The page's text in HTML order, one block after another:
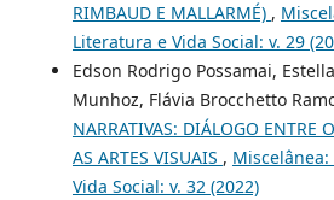
RIMBAUD E MALLARMÉ) ,
Literatura e Vida Social: v. 29
Edson Rodrigo Possamai,
Munhoz, Flávia Brocchetto
NARRATIVAS: DIÁLOGO ENTRE
AS ARTES VISUAIS ,
Vida Social: v. 32 (2022)